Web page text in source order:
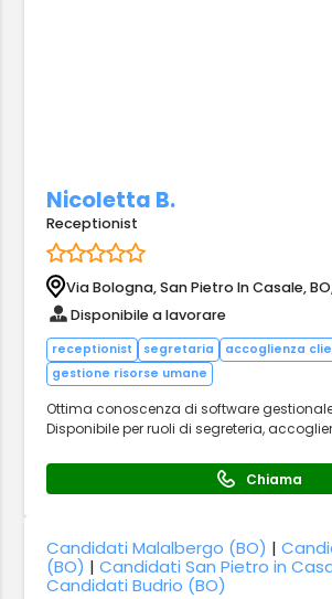
Nicoletta B.
Receptionist
Via Bologna, San Pietro In Casale,
Disponibile a lavorare
receptionist segretaria accoglienza
gestione risorse umane
Ottima conoscenza di software
Disponibile per ruoli di segreteria,
Chiama
Candidati Malalbergo (BO) |
(BO) |Candidati San Pietro in
Candidati Budrio (BO)